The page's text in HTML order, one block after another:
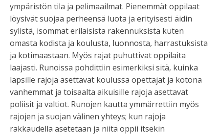
ympäristön tila ja pelimaailmat. Pienemmät oppilaat
löysivät suojaa perheensä luota ja erityisesti äidin
sylistä, isommat erilaisista rakennuksista kuten
omasta kodista ja koulusta, luonnosta, harrastuksista
ja kotimaastaan. Myös rajat puhuttivat oppilaita
laajasti. Runoissa pohdittiin esimerkiksi sitä, kuinka
lapsille rajoja asettavat koulussa opettajat ja kotona
vanhemmat ja toisaalta aikuisille rajoja asettavat
poliisit ja valtiot. Runojen kautta ymmärrettiin myös
rajojen ja suojan välinen yhteys; kun rajoja
rakkaudella asetetaan ja niitä oppii itsekin